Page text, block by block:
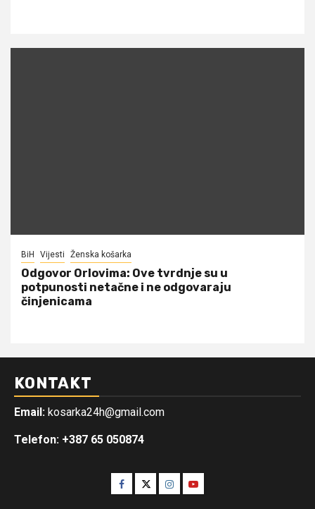
BiH Vijesti Ženska košarka
Odgovor Orlovima: ​Ove tvrdnje su u
potpunosti netačne i ne odgovaraju
činjenicama
KONTAKT
Email: kosarka24h@gmail.com
Telefon: +387 65 050874
Facebook
TwitterInstagram
Youtube